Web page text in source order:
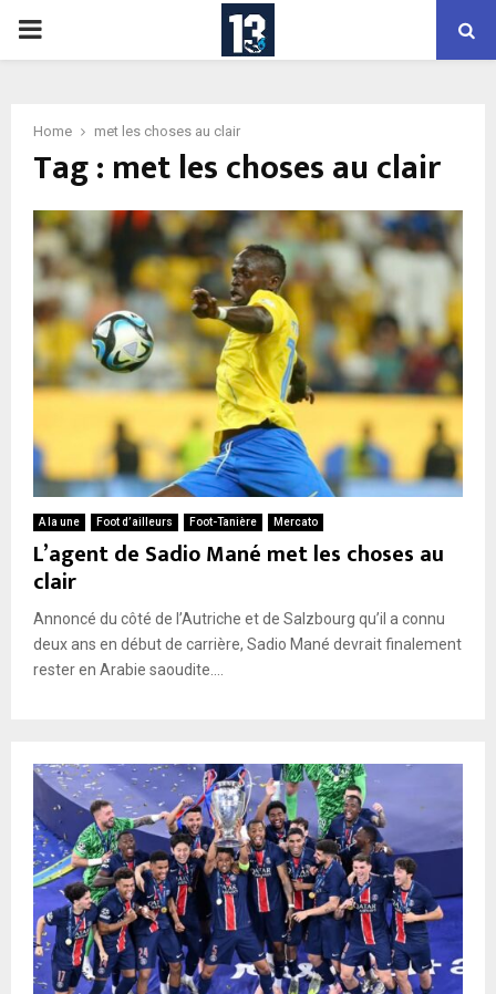
PRIMARY
Home met les choses au clair
Tag : met les choses au clair
A la une Foot d’ailleurs Foot-Tanière Mercato
L’agent de Sadio Mané met les choses au
clair
Annoncé du côté de l’Autriche et de Salzbourg qu’il a connu
deux ans en début de carrière, Sadio Mané devrait finalement
rester en Arabie saoudite....